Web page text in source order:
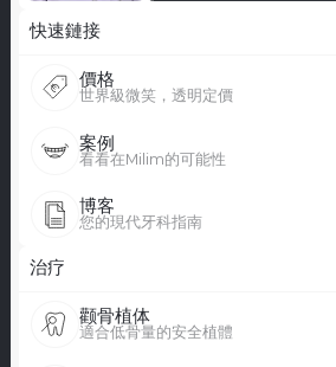
快速鏈接
價格
世界級微笑，透明定價
案例
看看在Milim的可能性
博客
您的現代牙科指南
治疗
颧骨植体
適合低骨量的安全植體